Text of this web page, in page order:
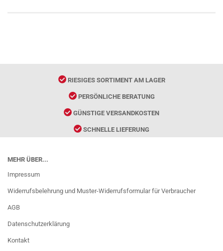
RIESIGES SORTIMENT AM LAGER
PERSÖNLICHE BERATUNG
GÜNSTIGE VERSANDKOSTEN
SCHNELLE LIEFERUNG
MEHR ÜBER...
Impressum
Widerrufsbelehrung und Muster-Widerrufsformular für Verbraucher
AGB
Datenschutzerklärung
Kontakt